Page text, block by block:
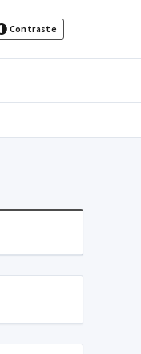
Contraste